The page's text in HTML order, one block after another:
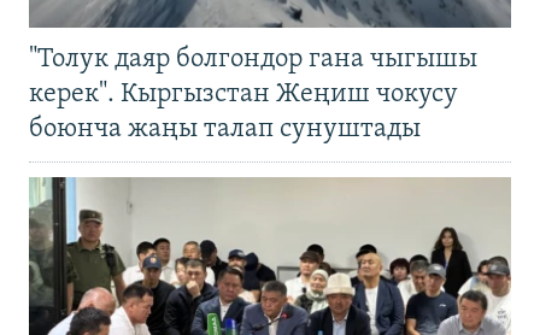
"Толук даяр болгондор гана чыгышы
керек". Кыргызстан Жеңиш чокусу
боюнча жаңы талап сунуштады